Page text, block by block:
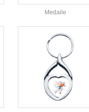
Medaile